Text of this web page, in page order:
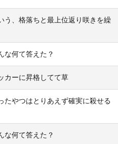
う、格落ちと最上位返り咲きを繰
な何て答えた？
カーに昇格してて草
たやつはとりあえず確実に殺せる
な何て答えた？